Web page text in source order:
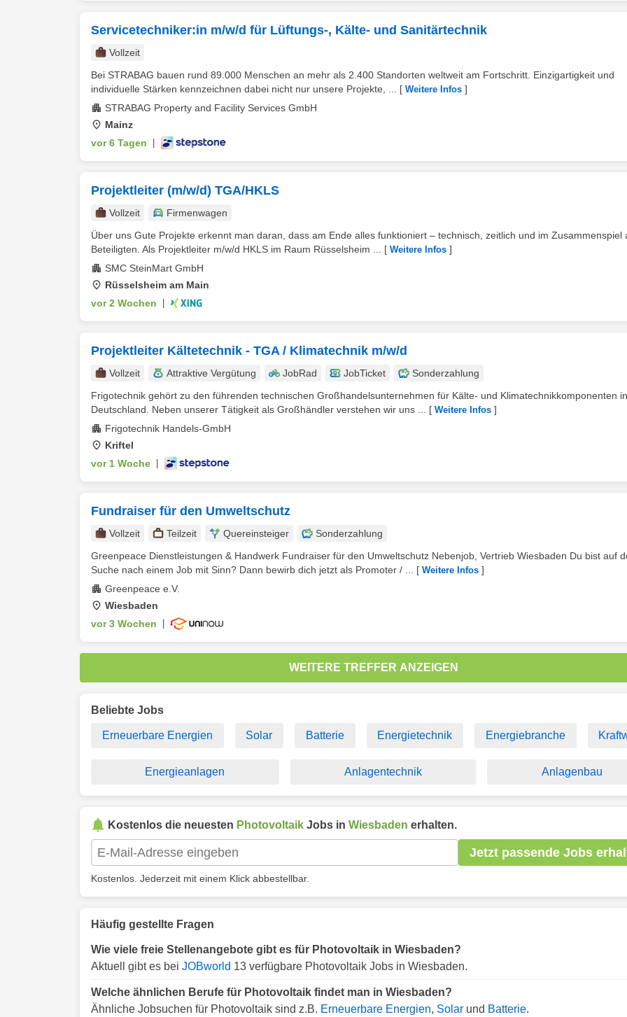
Servicetechniker:in m/w/d für Lüftungs-, Kälte- und Sanitärtechnik
Vollzeit
Bei STRABAG bauen rund 89.000 Menschen an mehr als 2.400 Standorten weltweit am Fortschritt. Einzigartigkeit und
individuelle Stärken kennzeichnen dabei nicht nur unsere Projekte, ...
[ Weitere Infos ]
STRABAG Property and Facility Services GmbH
Mainz
vor 6 Tagen
Projektleiter (m/w/d) TGA/HKLS
Vollzeit
Firmenwagen
Über uns Gute Projekte erkennt man daran, dass am Ende alles funktioniert – technisch, zeitlich und im Zusammenspiel
Beteiligten. Als Projektleiter m/w/d HKLS im Raum Rüsselsheim ...
[ Weitere Infos ]
SMC SteinMart GmbH
Rüsselsheim am Main
vor 2 Wochen
Projektleiter Kältetechnik - TGA / Klimatechnik m/w/d
Vollzeit Attraktive Vergütung JobRad JobTicket
Sonderzahlung
Frigotechnik gehört zu den führenden technischen Großhandelsunternehmen für Kälte- und Klimatechnikkomponenten in
Deutschland. Neben unserer Tätigkeit als Großhändler verstehen wir uns ...
[ Weitere Infos ]
Frigotechnik Handels-GmbH
Kriftel
vor 1 Woche
Fundraiser für den Umweltschutz
Vollzeit Teilzeit Quereinsteiger
Sonderzahlung
Greenpeace Dienstleistungen & Handwerk Fundraiser für den Umweltschutz Nebenjob, Vertrieb Wiesbaden Du bist auf
Suche nach einem Job mit Sinn? Dann bewirb dich jetzt als Promoter / ...
[ Weitere Infos ]
Greenpeace e.V.
Wiesbaden
vor 3 Wochen
WEITERE TREFFER ANZEIGEN
Beliebte Jobs
Erneuerbare Energien Solar Batterie Energietechnik Energiebranche
Energieanlagen Anlagentechnik Anlagenbau
Kostenlos die neuesten Photovoltaik Jobs in Wiesbaden erhalten.
Jetzt passende Jobs
Kostenlos. Jederzeit mit einem Klick abbestellbar.
Häufig gestellte Fragen
Wie viele freie Stellenangebote gibt es für Photovoltaik in Wiesbaden?
Aktuell gibt es bei JOBworld 13 verfügbare Photovoltaik Jobs in Wiesbaden.
Welche ähnlichen Berufe für Photovoltaik findet man in Wiesbaden?
Ähnliche Jobsuchen für Photovoltaik sind z.B. Erneuerbare Energien, Solar und Batterie.